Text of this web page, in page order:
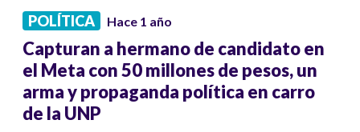
POLÍTICA Hace 1 año
Capturan a hermano de candidato en
el Meta con 50 millones de pesos, un
arma y propaganda política en carro
de la UNP